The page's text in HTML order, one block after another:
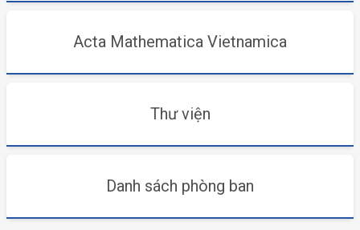
Acta Mathematica Vietnamica
Thư viện
Danh sách phòng ban